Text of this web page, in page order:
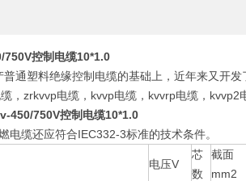
控制电缆10*1.0
通塑料绝缘控制电缆的基础上，近年来又开
，zrkvvp电缆，kvvp电缆，kvvrp电缆，
450/750V控制电缆10*1.0
电缆还应符合IEC332-3标准的技术条件。
电压V
芯
数
截面
mm2